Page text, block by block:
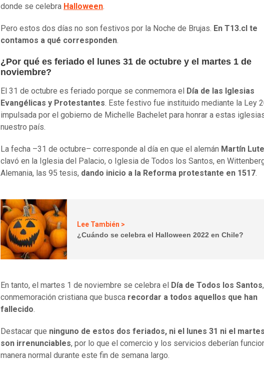
donde se celebra Halloween.
Pero estos dos días no son festivos por la Noche de Brujas. En T13.cl te
contamos a qué corresponden.
¿Por qué es feriado el lunes 31 de octubre y el martes 1 de
noviembre?
El 31 de octubre es feriado porque se conmemora el
Día de las Iglesias
Evangélicas y Protestantes. Este festivo fue instituido mediante la Ley
impulsada por el gobierno de Michelle Bachelet para honrar a estas
nuestro país.
La fecha –31 de octubre– corresponde al día en que el alemán Martín
clavó en la Iglesia del Palacio, o Iglesia de Todos los Santos, en
Alemania, las 95 tesis, dando inicio a la Reforma protestante en 1517.
Lee También >
¿Cuándo se celebra el Halloween 2022 en Chile?
En tanto, el martes 1 de noviembre se celebra el Día de Todos los Santos
conmemoración cristiana que busca recordar a todos aquellos que han
fallecido.
Destacar que ninguno de estos dos feriados, ni el lunes 31 ni el
son irrenunciables, por lo que el comercio y los servicios deberían
manera normal durante este fin de semana largo.